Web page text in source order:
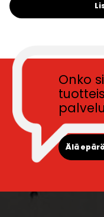
Onko
Älä